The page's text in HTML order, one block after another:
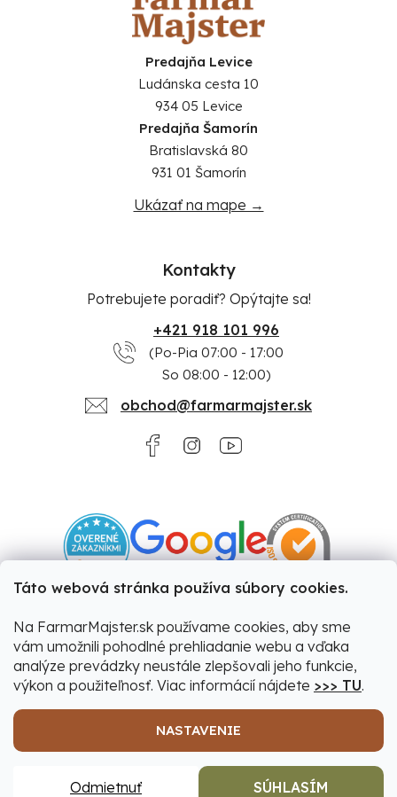
Táto webová stránka používa súbory cookies.
Na FarmarMajster.sk používame cookies, aby sme
vám umožnili pohodlné prehliadanie webu a vďaka
analýze prevádzky neustále zlepšovali jeho funkcie,
výkon a použiteľnosť. Viac informácií nájdete >>> TU.
NASTAVENIE
Odmietnuť SÚHLASÍM
Predajňa Levice
Ludánska cesta 10
934 05 Levice
Predajňa Šamorín
Bratislavská 80
931 01 Šamorín
Ukázať na mape →
Kontakty
Potrebujete poradiť? Opýtajte sa!
+421 918 101 996
(Po-Pia 07:00 - 17:00
So 08:00 - 12:00)
obchod@farmarmajster.sk
Upravil Balkys